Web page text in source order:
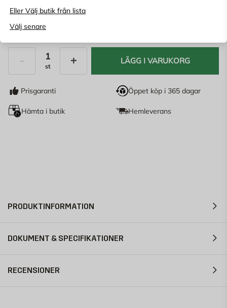
Eller Välj butik från lista
Välj senare
1 790 KR
st
LÄGG I VARUKORG
Prisgaranti Öppet köp i 365 dagar
Hämta i butik Hemleverans
PRODUKTINFORMATION
DOKUMENT & SPECIFIKATIONER
RECENSIONER